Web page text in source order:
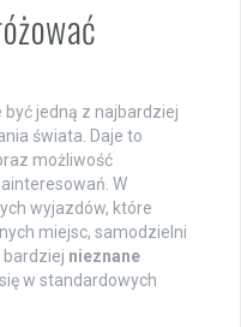
jedną z najbardziej
świata. Daje to
możliwość
W
wyjazdów, które
miejsc, samodzielni
bardziej nieznane
w standardowych